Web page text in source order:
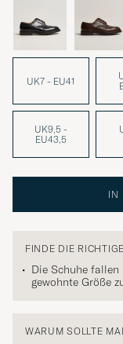
UK7 - EU41
UK9,5 -
EU43,5
IN
FINDE DIE RICHTIGE
Die Schuhe
gewohnte Größe
WARUM SOLLTE